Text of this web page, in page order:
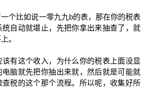
个比如说一零九九b的表，那在你的税表
统自动就堪止，先把你拿出来抽查了，就
。
有这个收入，为什么你的税表上面没显
脑就先把你抽出来就，然后就是可能就
税的这个那个流程。所以呢，收集好所